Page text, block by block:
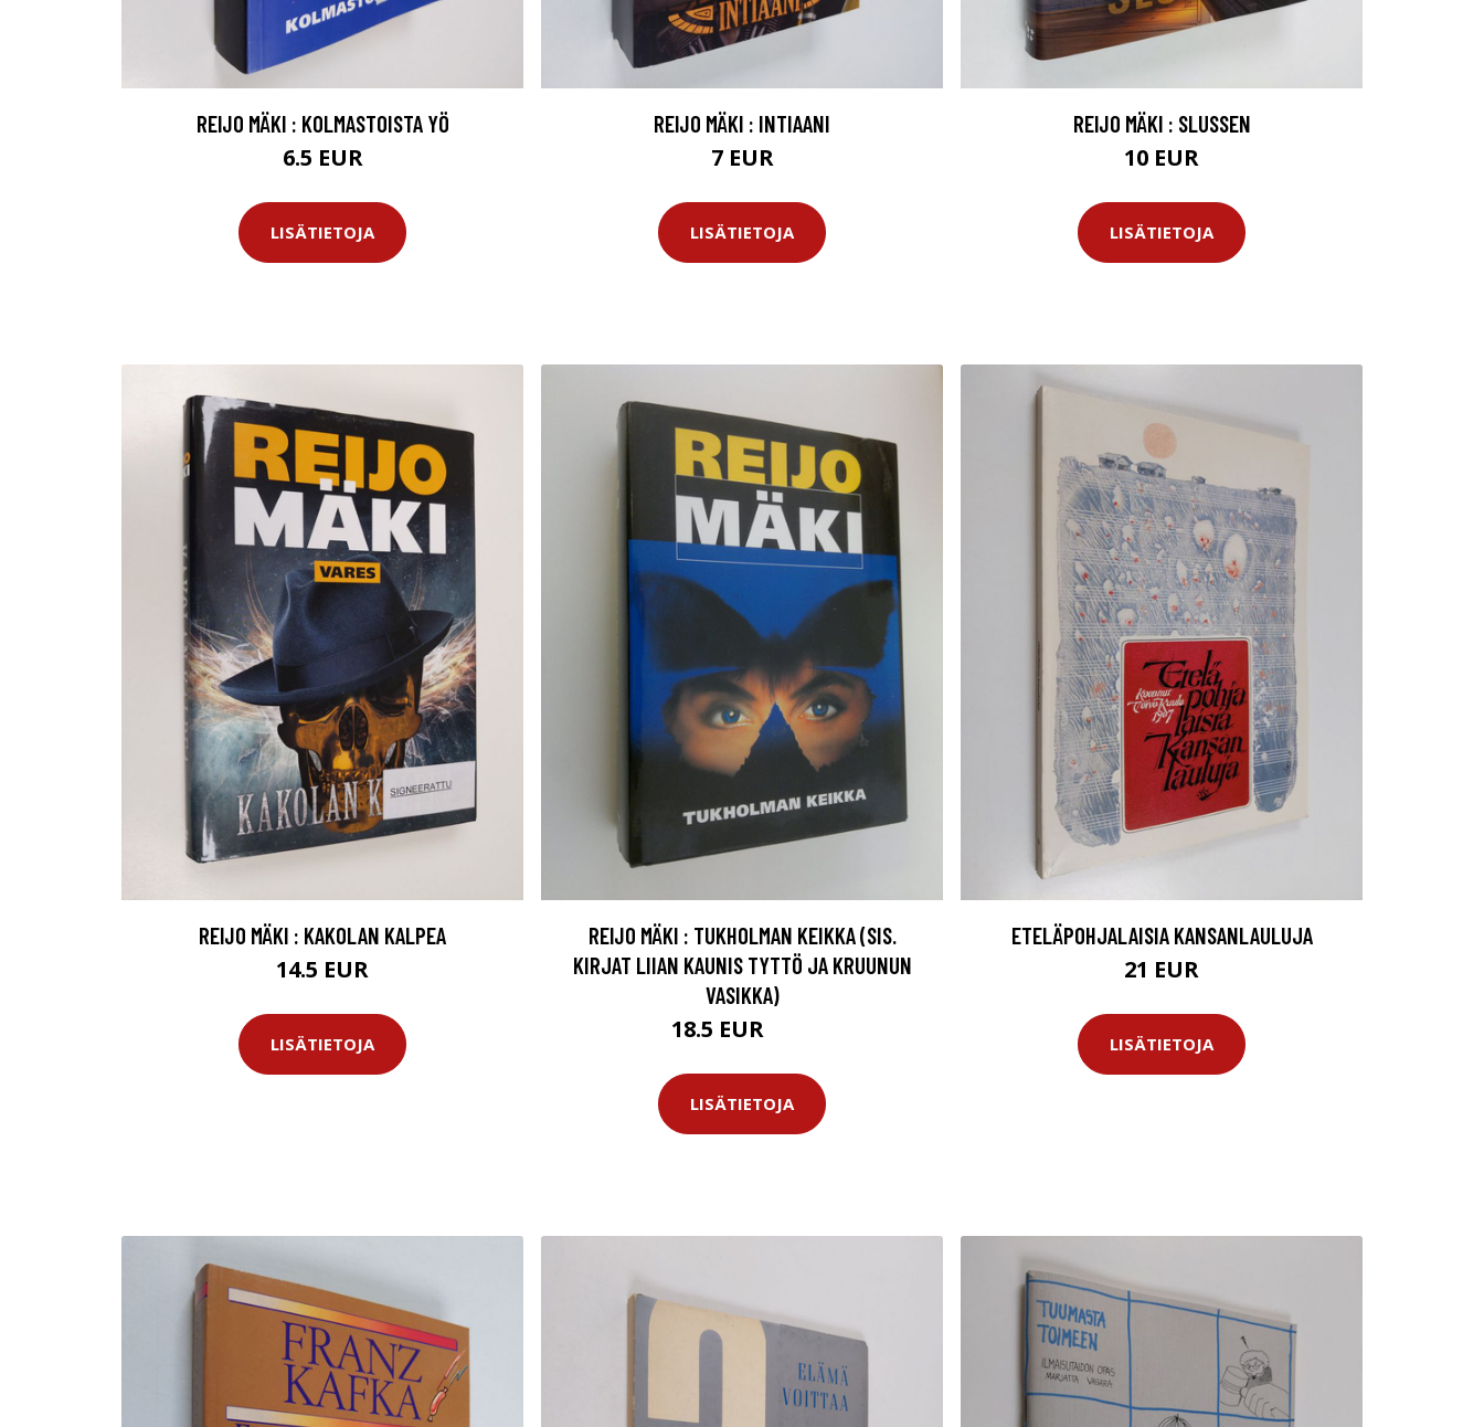
REIJO MÄKI : KOLMASTOISTA YÖ
6.5 EUR
LISÄTIETOJA
REIJO MÄKI : INTIAANI
7 EUR
LISÄTIETOJA
REIJO MÄKI : SLUSSEN
10 EUR
LISÄTIETOJA
REIJO MÄKI : KAKOLAN KALPEA
14.5 EUR
LISÄTIETOJA
REIJO MÄKI : TUKHOLMAN KEIKKA (SIS.
KIRJAT LIIAN KAUNIS TYTTÖ JA KRUUNUN
VASIKKA)
18.5 EUR
LISÄTIETOJA
ETELÄPOHJALAISIA KANSANLAULUJA
21 EUR
LISÄTIETOJA